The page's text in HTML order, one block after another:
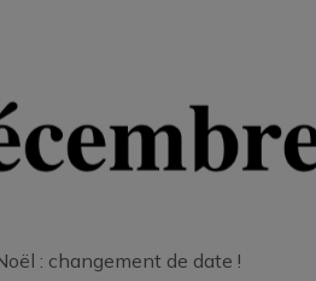
: changement de date !